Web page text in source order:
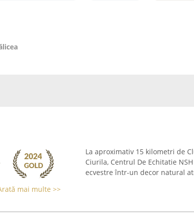
mai multe >>
La aproximativ 15 kilometri de
Ciurila, Centrul De Echitatie
ecvestre într-un decor natural